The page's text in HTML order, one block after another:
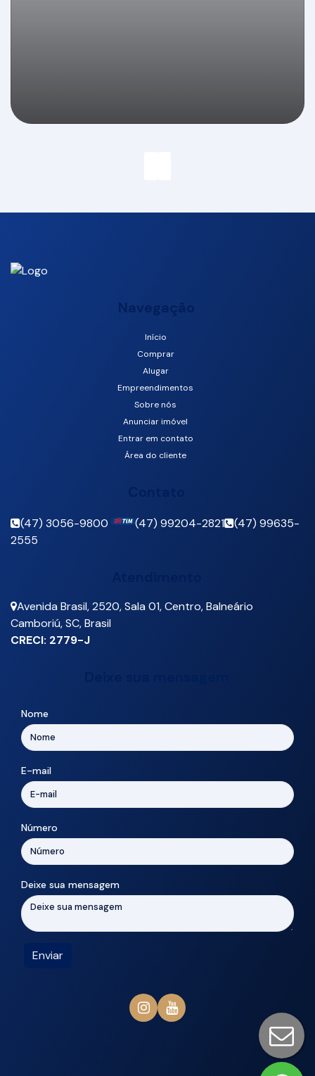
Rio Pequeno, Camboriú, Santa Catarina, Brasil
Navegação
Início
Comprar
Alugar
Empreendimentos
Sobre nós
Anunciar imóvel
Entrar em contato
Área do cliente
(47) 3056-9800 (47) 99204-2821
(47) 99635-
2555
Avenida Brasil,2520,Sala 01,Centro,Balneário
Camboriú,SC,Brasil
CRECI: 2779-J
Nome
E-mail
Número
Deixe sua mensagem